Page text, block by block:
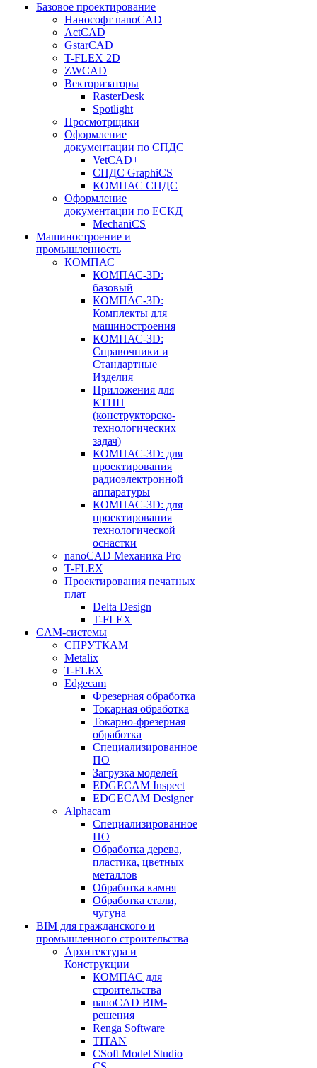
Базовое проектирование
Нанософт nanoCAD
ActCAD
GstarCAD
T-FLEX 2D
ZWCAD
Векторизаторы
RasterDesk
Spotlight
Просмотрщики
Оформление
документации по СПДС
VetCAD++
СПДС GraphiCS
КОМПАС СПДС
Оформление
документации по ЕСКД
MechaniCS
Машиностроение и
промышленность
КОМПАС
КОМПАС-3D:
базовый
КОМПАС-3D:
Комплекты для
машиностроения
КОМПАС-3D:
Справочники и
Стандартные
Изделия
Приложения для
КТПП
(конструкторско-
технологических
задач)
КОМПАС-3D: для
проектирования
радиоэлектронной
аппаратуры
КОМПАС-3D: для
проектирования
технологической
оснастки
nanoCAD Механика Pro
T-FLEX
Проектирования печатных
плат
Delta Design
T-FLEX
CAM-системы
СПРУТКAM
Metalix
T-FLEX
Edgecam
Фрезерная обработка
Токарная обработка
Токарно-фрезерная
обработка
Специализированное
ПО
Загрузка моделей
EDGECAM Inspect
EDGECAM Designer
Alphacam
Специализированное
ПО
Обработка дерева,
пластика, цветных
металлов
Обработка камня
Обработка стали,
чугуна
BIM для гражданского и
промышленного строительства
Архитектура и
Конструкции
КОМПАС для
строительства
nanoCAD BIM-
решения
Renga Software
TITAN
CSoft Model Studio